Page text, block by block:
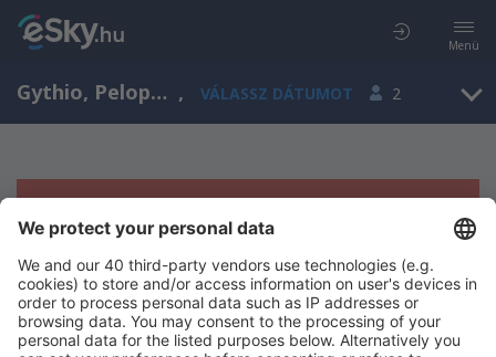
Menü
Gythio, Peloponnese, Görögország , VÁLASSZ DÁTUMOT 2
Sajnos semmilyen eredménnyel nem
szolgálhatunk.
Próbáld meg még egyszer más kritériumot kiválasztva